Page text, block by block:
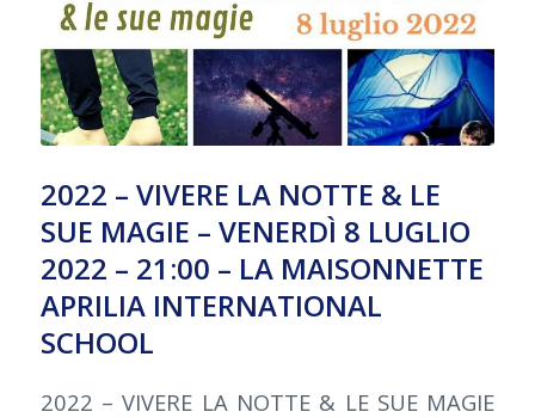
2022 – VIVERE LA NOTTE & LE
SUE MAGIE – VENERDÌ 8 LUGLIO
2022 – 21:00 – LA MAISONNETTE
APRILIA INTERNATIONAL
SCHOOL
2022 – VIVERE LA NOTTE & LE SUE MAGIE